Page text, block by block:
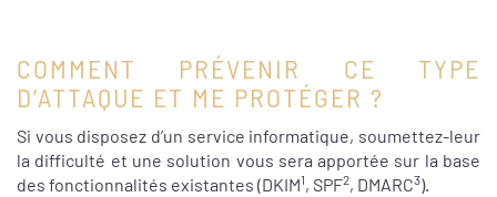
COMMENT PRÉVENIR CE TYPE
D’ATTAQUE ET ME PROTÉGER ?
Si vous disposez d’un service informatique, soumettez-leur
la difficulté et une solution vous sera apportée sur la base
des fonctionnalités existantes (DKIM1, SPF2, DMARC3).